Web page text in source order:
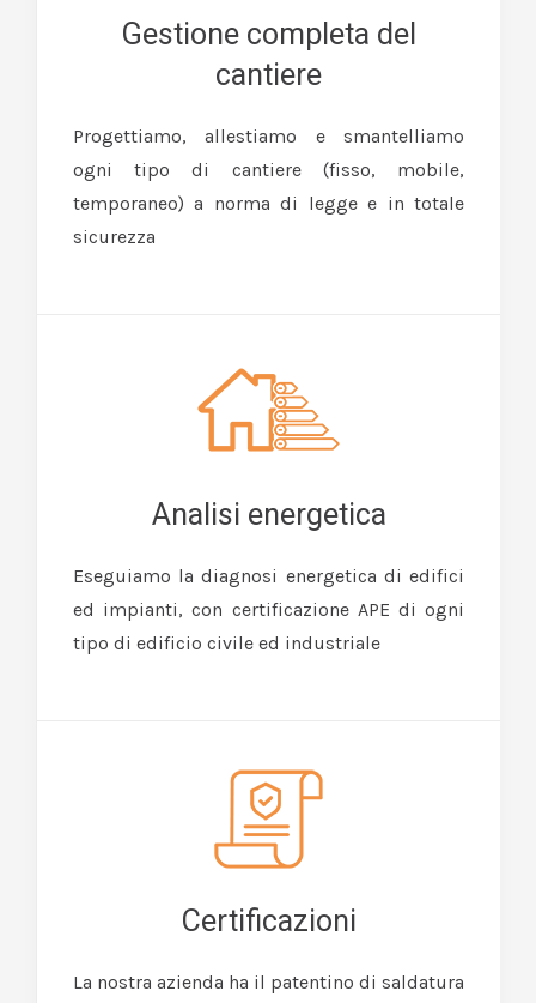
Gestione completa del
cantiere
Progettiamo, allestiamo e smantelliamo
ogni tipo di cantiere (fisso, mobile,
temporaneo) a norma di legge e in totale
sicurezza
Analisi energetica
Eseguiamo la diagnosi energetica di edifici
ed impianti, con certificazione APE di ogni
tipo di edificio civile ed industriale
Certificazioni
La nostra azienda ha il patentino di saldatura